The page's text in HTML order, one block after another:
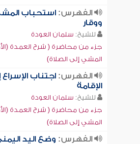
الفهرس:استحباب
ووقار
للشيخ: سلمان العودة
جزء من محاضرة ( شرح العمدة
المشي إلى الصلاة)
الفهرس:اجتناب
الإقامة
للشيخ: سلمان العودة
جزء من محاضرة ( شرح العمدة
المشي إلى الصلاة)
الفهرس: وضع اليد